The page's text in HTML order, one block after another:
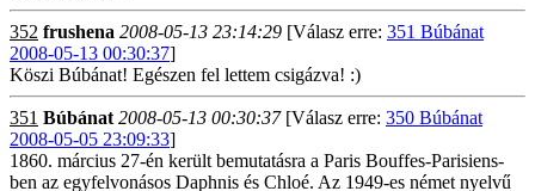
352 frushena 2008-05-13 23:14:29 [Válasz erre: 351 Búbánat
2008-05-13 00:30:37]
Köszi Búbánat! Egészen fel lettem csigázva! :)
351 Búbánat 2008-05-13 00:30:37[Válasz erre: 350 Búbánat
2008-05-05 23:09:33]
1860. március 27-én került bemutatásra a Paris Bouffes-Parisiens-
ben az egyfelvonásos Daphnis és Chloé. Az 1949-es német nyelvű